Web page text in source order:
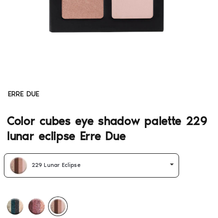
ERRE DUE
Color cubes eye shadow palette 229
lunar eclipse Erre Due
229 Lunar Eclipse